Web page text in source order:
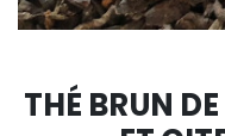
THÉ BRUN